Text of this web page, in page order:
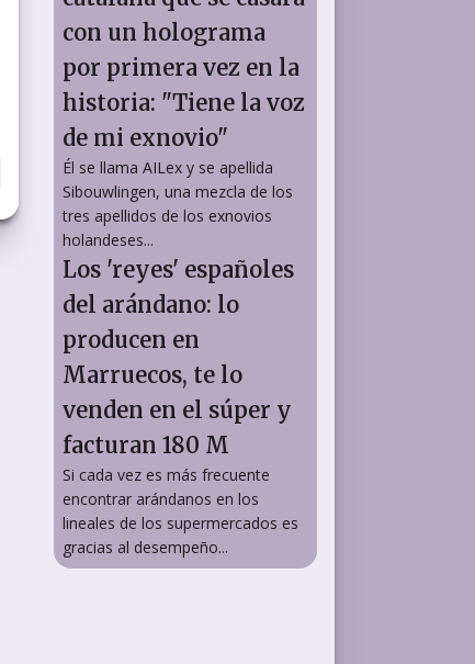
con un holograma
por primera vez en la
historia: "Tiene la voz
de mi exnovio"
Él se llama AILex y se apellida
Sibouwlingen, una mezcla de los
tres apellidos de los exnovios
holandeses...
Los 'reyes' españoles
del arándano: lo
producen en
Marruecos, te lo
venden en el súper y
facturan 180 M
Si cada vez es más frecuente
encontrar arándanos en los
lineales de los supermercados es
gracias al desempeño...